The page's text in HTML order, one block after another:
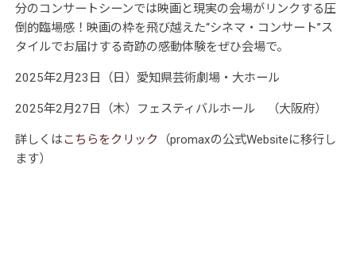
分のコンサートシーンでは映画と現実の会場がリンクする圧
倒的臨場感！映画の枠を飛び越えた“シネマ・コンサート”ス
タイルでお届けする奇跡の感動体験をぜひ会場で。
2025年2月23日（日）愛知県芸術劇場・大ホール
2025年2月27日（木）フェスティバルホール （大阪府）
詳しくはこちらをクリック
（promaxの公式Websiteに移行し
ます）